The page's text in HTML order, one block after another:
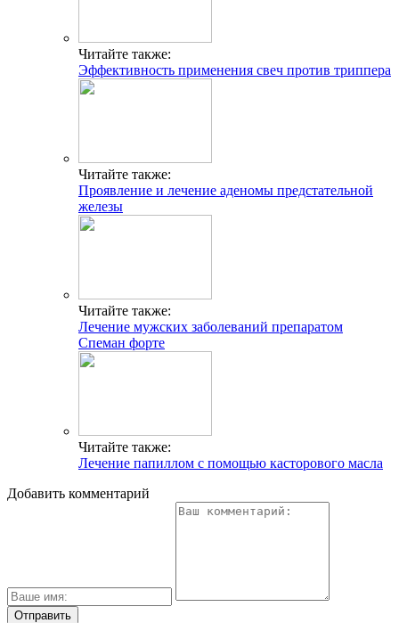
Читайте также:
Эффективность применения свеч против триппера
Читайте также:
Проявление и лечение аденомы предстательной
железы
Читайте также:
Лечение мужских заболеваний препаратом
Спеман форте
Читайте также:
Лечение папиллом с помощью касторового масла
Добавить комментарий